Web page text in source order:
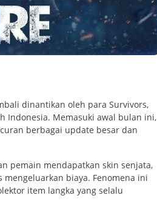
dinantikan oleh para Survivors,
Indonesia. Memasuki awal bulan ini,
berbagai update besar dan
pemain mendapatkan skin senjata,
biaya. Fenomena ini
item langka yang selalu